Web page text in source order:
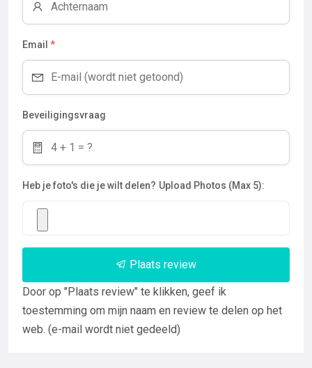
Email *
Beveiligingsvraag
Heb je foto's die je wilt delen? Upload Photos (Max 5):
Plaats review
Door op "Plaats review" te klikken, geef ik
toestemming om mijn naam en review te delen op het
web. (e-mail wordt niet gedeeld)